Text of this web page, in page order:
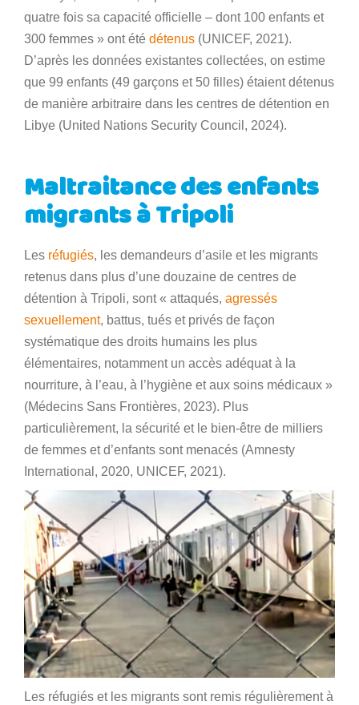
quatre fois sa capacité officielle – dont 100 enfants et
300 femmes » ont été détenus (UNICEF, 2021).
D’après les données existantes collectées, on estime
que 99 enfants (49 garçons et 50 filles) étaient détenus
de manière arbitraire dans les centres de détention en
Libye (United Nations Security Council, 2024).
Maltraitance des enfants
migrants à Tripoli
Les réfugiés, les demandeurs d’asile et les migrants
retenus dans plus d’une douzaine de centres de
détention à Tripoli, sont « attaqués, agressés
sexuellement, battus, tués et privés de façon
systématique des droits humains les plus
élémentaires, notamment un accès adéquat à la
nourriture, à l’eau, à l’hygiène et aux soins médicaux »
(Médecins Sans Frontières, 2023). Plus
particulièrement, la sécurité et le bien-être de milliers
de femmes et d’enfants sont menacés (Amnesty
International, 2020, UNICEF, 2021).
Les réfugiés et les migrants sont remis régulièrement à